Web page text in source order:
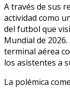
A través de sus
actividad como
del futbol que
Mundial de
terminal aérea
los asistentes a
La polémica